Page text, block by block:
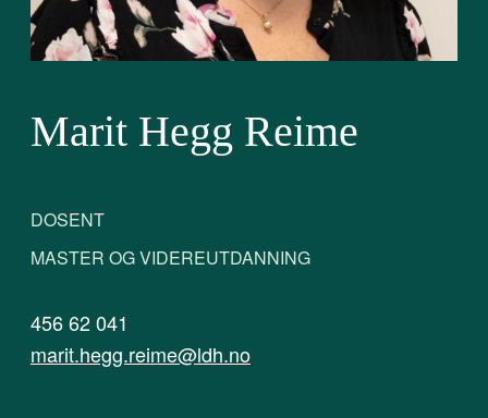
Marit Hegg Reime
DOSENT
MASTER OG VIDEREUTDANNING
456 62 041
marit.hegg.reime@ldh.no